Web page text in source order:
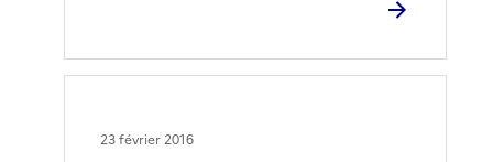
23 février 2016